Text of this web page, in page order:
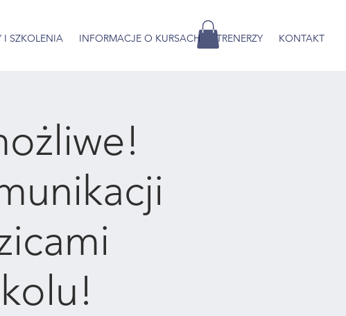
I SZKOLENIA INFORMACJE O KURSACH TRENERZY KONTAKT